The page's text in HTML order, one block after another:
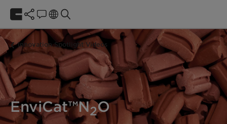
Innovation Spotlight Videos
EnviCat™N2O